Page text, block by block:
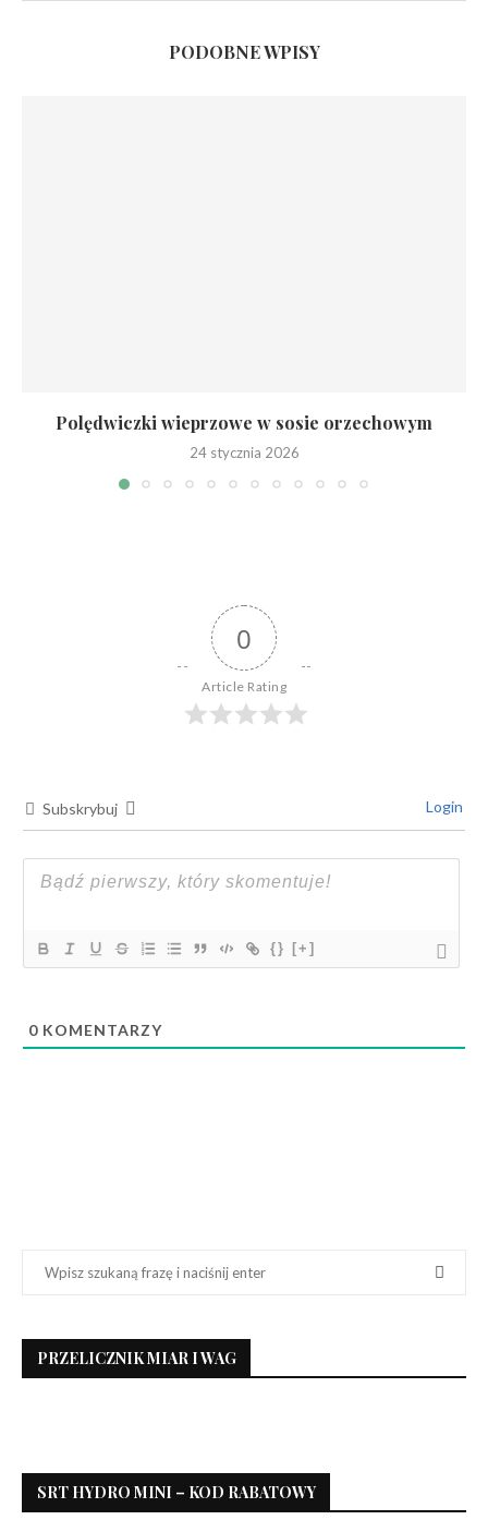
PODOBNE WPISY
Polędwiczki wieprzowe w sosie orzechowym
24 stycznia 2026
0
Article Rating
Subskrybuj Login
{} [+]
0 KOMENTARZY
PRZELICZNIK MIAR I WAG
SRT HYDRO MINI – KOD RABATOWY